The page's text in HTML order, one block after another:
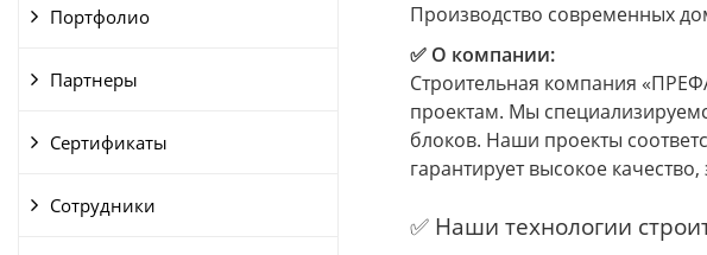
Портфолио
Партнеры
Сертификаты
Сотрудники
Производство современных
✅ О компании:
Строительная компания
проектам. Мы
блоков. Наши проекты
гарантирует высокое
✅ Наши технологии